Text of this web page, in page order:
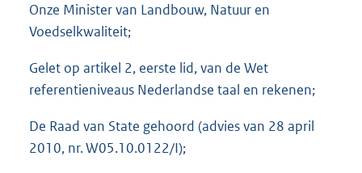
Onze Minister van Landbouw, Natuur en
Voedselkwaliteit;
Gelet op artikel 2, eerste lid, van de Wet
referentieniveaus Nederlandse taal en rekenen;
De Raad van State gehoord (advies van 28 april
2010, nr. W05.10.0122/I);